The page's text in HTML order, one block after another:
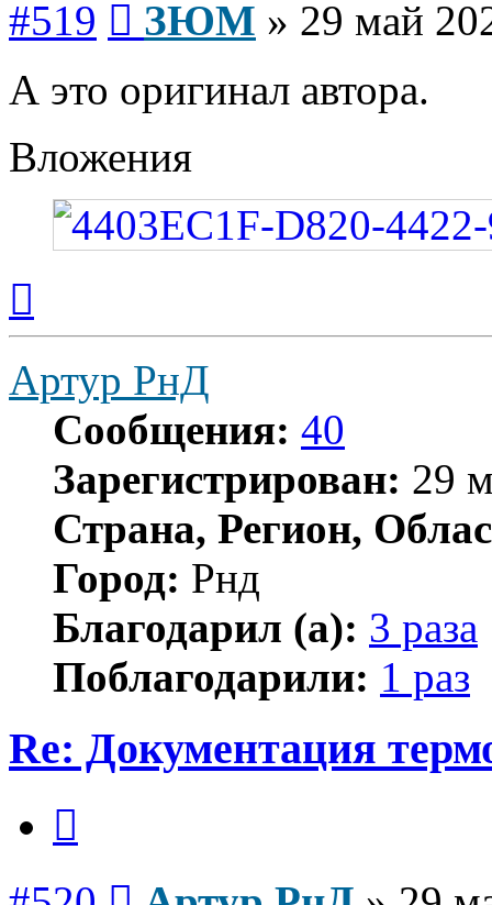
#519 ЗЮМ » 29 май
А это оригинал автора.
Вложения
началу
Артур РнД
Сообщения: 40
Зарегистрирован: 29
Страна, Регион,
Город: Рнд
Благодарил (а): 3 раза
Поблагодарили: 1 раз
Re: Документация